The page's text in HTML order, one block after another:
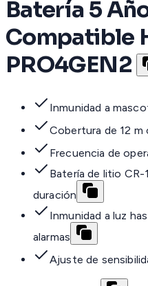
Batería 5
Compatible
PRO4GEN2
Inmunidad a
Cobertura de 12 m
Frecuencia de
Batería de litio
duración
Inmunidad a luz
alarmas
Ajuste de